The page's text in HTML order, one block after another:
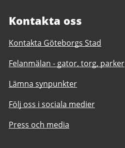
Kontakta oss
Kontakta Göteborgs Stad
Felanmälan - gator, torg, parker
Lämna synpunkter
Följ oss i sociala medier
Press och media